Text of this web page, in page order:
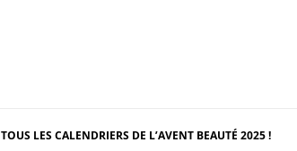
TOUS LES CALENDRIERS DE L’AVENT BEAUTÉ 2025 !